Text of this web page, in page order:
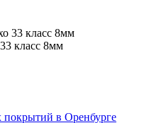
класс 8мм